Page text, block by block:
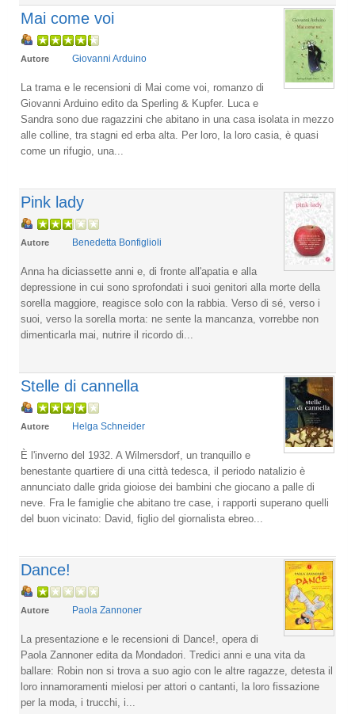
Mai come voi
Autore Giovanni Arduino
La trama e le recensioni di Mai come voi, romanzo di
Giovanni Arduino edito da Sperling & Kupfer. Luca e
Sandra sono due ragazzini che abitano in una casa isolata in mezzo
alle colline, tra stagni ed erba alta. Per loro, la loro casia, è quasi
come un rifugio, una...
Pink lady
Autore Benedetta Bonfiglioli
Anna ha diciassette anni e, di fronte all'apatia e alla
depressione in cui sono sprofondati i suoi genitori alla morte della
sorella maggiore, reagisce solo con la rabbia. Verso di sé, verso i
suoi, verso la sorella morta: ne sente la mancanza, vorrebbe non
dimenticarla mai, nutrire il ricordo di...
Stelle di cannella
Autore Helga Schneider
È l'inverno del 1932. A Wilmersdorf, un tranquillo e
benestante quartiere di una città tedesca, il periodo natalizio è
annunciato dalle grida gioiose dei bambini che giocano a palle di
neve. Fra le famiglie che abitano tre case, i rapporti superano quelli
del buon vicinato: David, figlio del giornalista ebreo...
Dance!
Autore Paola Zannoner
La presentazione e le recensioni di Dance!, opera di
Paola Zannoner edita da Mondadori. Tredici anni e una vita da
ballare: Robin non si trova a suo agio con le altre ragazze, detesta il
loro innamoramenti mielosi per attori o cantanti, la loro fissazione
per la moda, i trucchi, i...